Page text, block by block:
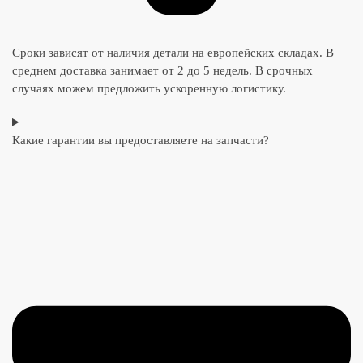
Сроки зависят от наличия детали на европейских складах. В
среднем доставка занимает от 2 до 5 недель. В срочных
случаях можем предложить ускоренную логистику.
Какие гарантии вы предоставляете на запчасти?